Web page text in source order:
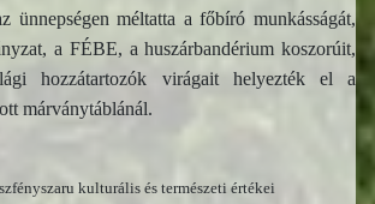
ünnepségen méltatta a főbíró munkásságát,
a FÉBE, a huszárbandérium koszorúit,
hozzátartozók virágait helyezték el a
márványtáblánál.
kulturális és természeti értékei